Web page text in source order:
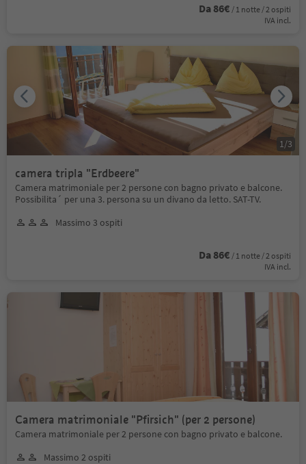
Da 86€ / 1 notte / 2 ospiti
IVA incl.
camera tripla "Erdbeere"
Camera matrimoniale per 2 persone con bagno privato e balcone.
Possibilita´ per una 3. persona su un divano da letto. SAT-TV.
Massimo 3 ospiti
Da 86€ / 1 notte / 2 ospiti
IVA incl.
1 /3
Camera matrimoniale "Pfirsich" (per 2 persone)
Camera matrimoniale per 2 persone con bagno privato e balcone.
Massimo 2 ospiti